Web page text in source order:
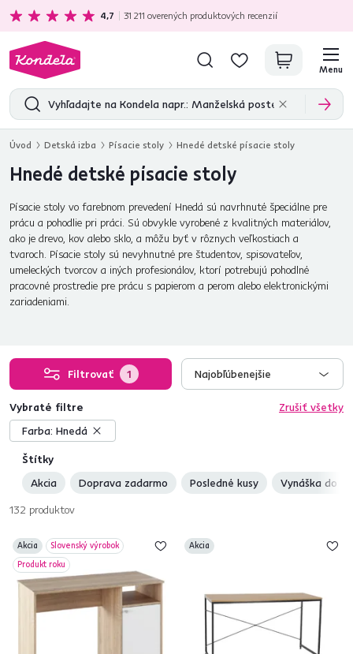
Ekologická doprava zadarmo nad 199 €
4,7 31 211 overených produktových recenzií
Menu
Úvod Detská izba Písacie stoly Hnedé detské písacie stoly
Hnedé detské písacie stoly
Písacie stoly vo farebnom prevedení Hnedá sú navrhnuté špeciálne pre
prácu a pohodlie pri práci. Sú obvykle vyrobené z kvalitných materiálov,
ako je drevo, kov alebo sklo, a môžu byť v rôznych veľkostiach a
tvaroch. Písacie stoly sú nevyhnutné pre študentov, spisovateľov,
umeleckých tvorcov a iných profesionálov, ktorí potrebujú pohodlné
pracovné prostredie pre prácu s papierom a perom alebo elektronickými
zariadeniami.
Filtrovať 1 Najobľúbenejšie
Štítky
Akcia
Doprava zadarmo Posledné kusy Vynáška do
Vybraté filtre
Zrušiť všetky
Farba: Hnedá
132 produktov
Akcia
Slovenský výrobok
Produkt roku
Akcia